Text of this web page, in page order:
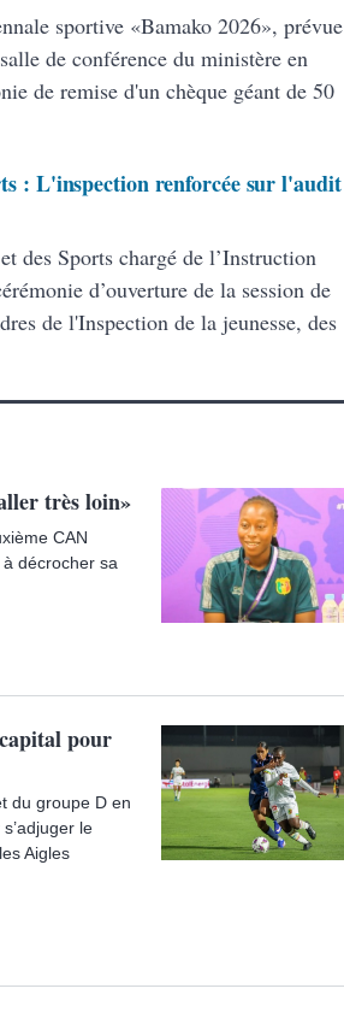
sportive «Bamako 2026», prévue
de conférence du ministère en
de remise d'un chèque géant de 50
: L'inspection renforcée sur l'audit
des Sports chargé de l’Instruction
d’ouverture de la session de
de l'Inspection de la jeunesse, des
très loin»
CAN
décrocher sa
pour
du groupe D en
le
Aigles